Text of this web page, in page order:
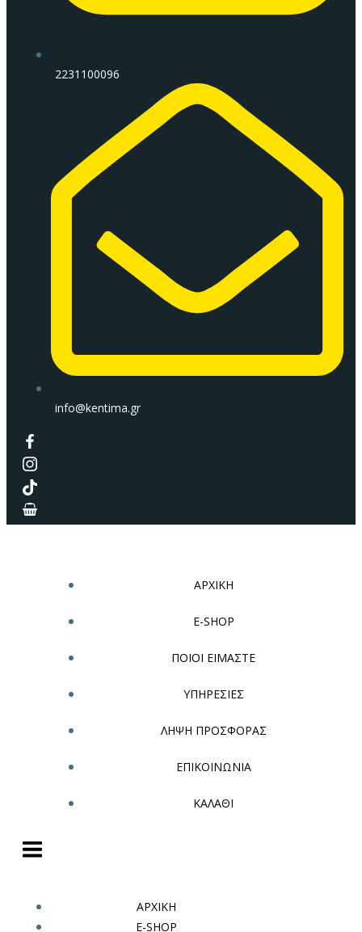
2231100096
info@kentima.gr
ΑΡΧΙΚΗ
E-SHOP
ΠΟΙΟΙ ΕΙΜΑΣΤΕ
ΥΠΗΡΕΣΙΕΣ
ΛΗΨΗ ΠΡΟΣΦΟΡΑΣ
ΕΠΙΚΟΙΝΩΝΙΑ
ΚΑΛΑΘΙ
ΑΡΧΙΚΗ
E-SHOP